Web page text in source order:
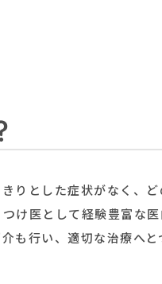
りとした症状がなく、
け医として経験豊富な
も行い、適切な治療へ